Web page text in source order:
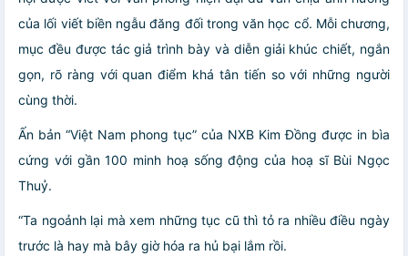
của lối viết biền ngẫu đăng đối trong văn học cổ. Mỗi chương,
mục đều được tác giả trình bày và diễn giải khúc chiết, ngắn
gọn, rõ ràng với quan điểm khá tân tiến so với những người
cùng thời.
Ấn bản “Việt Nam phong tục” của NXB Kim Đồng được in bìa
cứng với gần 100 minh hoạ sống động của hoạ sĩ Bùi Ngọc
Thuỷ.
“Ta ngoảnh lại mà xem những tục cũ thì tỏ ra nhiều điều ngày
trước là hay mà bây giờ hóa ra hủ bại lắm rồi.